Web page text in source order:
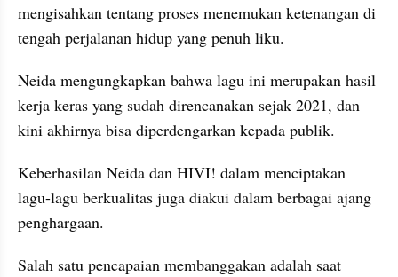
mengisahkan tentang proses menemukan ketenangan di
tengah perjalanan hidup yang penuh liku.
Neida mengungkapkan bahwa lagu ini merupakan hasil
kerja keras yang sudah direncanakan sejak 2021, dan
kini akhirnya bisa diperdengarkan kepada publik.
Keberhasilan Neida dan HIVI! dalam menciptakan
lagu-lagu berkualitas juga diakui dalam berbagai ajang
penghargaan.
Salah satu pencapaian membanggakan adalah saat